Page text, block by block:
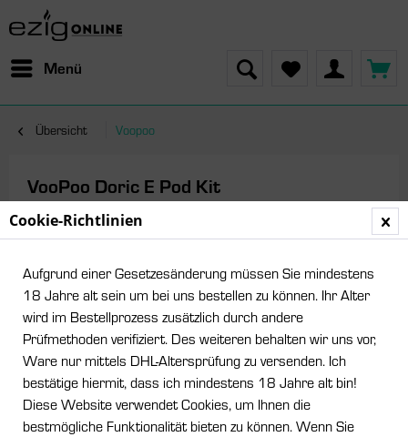
Menü
Übersicht Voopoo
VooPoo Doric E Pod Kit
Cookie-Richtlinien
Aufgrund einer Gesetzesänderung müssen Sie mindestens
18 Jahre alt sein um bei uns bestellen zu können. Ihr Alter
wird im Bestellprozess zusätzlich durch andere
Prüfmethoden verifiziert. Des weiteren behalten wir uns vor,
Ware nur mittels DHL-Altersprüfung zu versenden. Ich
bestätige hiermit, dass ich mindestens 18 Jahre alt bin!
Diese Website verwendet Cookies, um Ihnen die
bestmögliche Funktionalität bieten zu können. Wenn Sie